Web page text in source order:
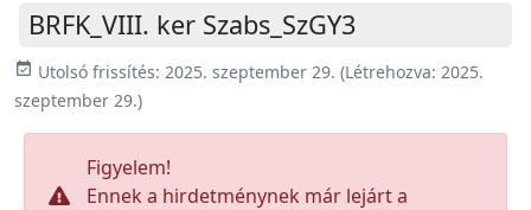
BRFK_VIII. ker Szabs_SzGY3
event_available Utolsó frissítés: 2025. szeptember 29. (Létrehozva: 2025.
szeptember 29.)
Figyelem!
Ennek a hirdetménynek már lejárt a